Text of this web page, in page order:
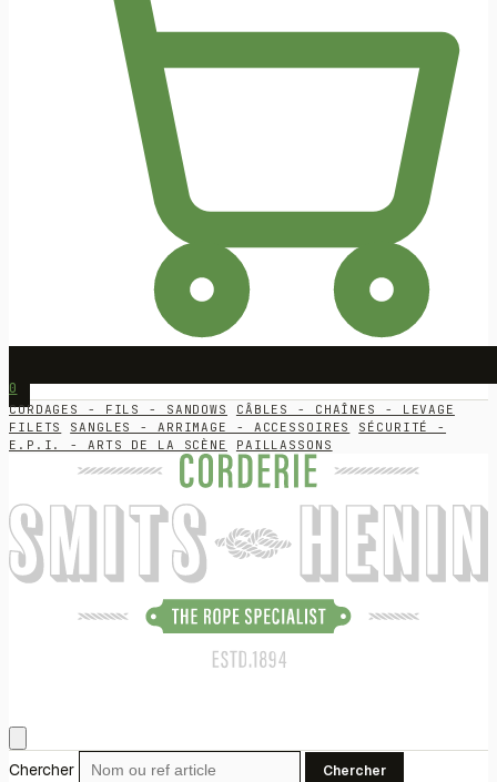
0
CORDAGES - FILS - SANDOWS
CÂBLES - CHAÎNES - LEVAGE
FILETS
SANGLES - ARRIMAGE - ACCESSOIRES
SÉCURITÉ -
E.P.I. - ARTS DE LA SCÈNE
PAILLASSONS
Chercher Chercher